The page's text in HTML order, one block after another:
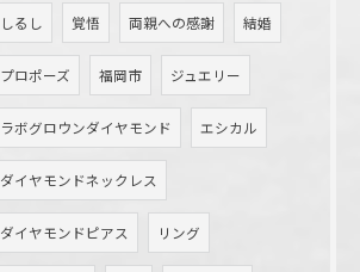
しるし 覚悟 両親への感謝 結婚
プロポーズ 福岡市 ジュエリー
ラボグロウンダイヤモンド エシカル
ダイヤモンドネックレス
ダイヤモンドピアス リング